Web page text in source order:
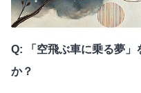
Q: 「空飛ぶ車に乗る夢」
か？